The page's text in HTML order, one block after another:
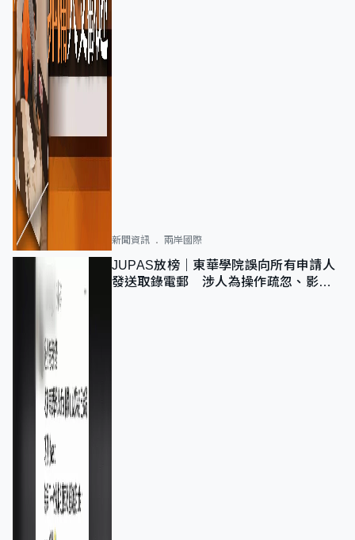
新聞資訊 兩岸國際
JUPAS放榜｜東華學院誤向所有申請人
發送取錄電郵 涉人為操作疏忽、影響